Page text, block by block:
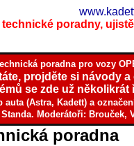
technické poradny,
poradna pro vozy
projděte si návody
se zde už několikrát
(Astra, Kadett) a
Moderátoři: Brouček,
poradna